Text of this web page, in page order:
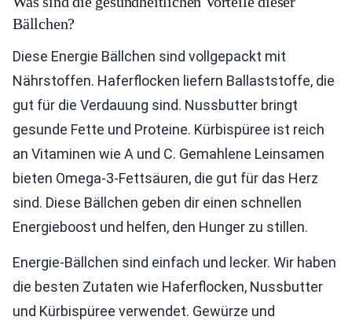
Bällchen?
Diese Energie Bällchen sind vollgepackt mit
Nährstoffen. Haferflocken liefern Ballaststoffe, die
gut für die Verdauung sind. Nussbutter bringt
gesunde Fette und Proteine. Kürbispüree ist reich
an Vitaminen wie A und C. Gemahlene Leinsamen
bieten Omega-3-Fettsäuren, die gut für das Herz
sind. Diese Bällchen geben dir einen schnellen
Energieboost und helfen, den Hunger zu stillen.
Energie-Bällchen sind einfach und lecker. Wir haben
die besten Zutaten wie Haferflocken, Nussbutter
und Kürbispüree verwendet. Gewürze und